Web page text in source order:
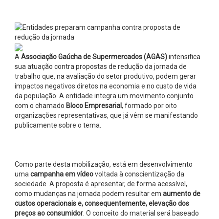
A Associação Gaúcha de Supermercados (AGAS)intensifica
sua atuação contra propostas de redução da jornada de
trabalho que, na avaliação do setor produtivo, podem gerar
impactos negativos diretos na economia e no custo de vida
da população. A entidade integra um movimento conjunto
com o chamado Bloco Empresarial, formado por oito
organizações representativas, que já vêm se manifestando
publicamente sobre o tema.
Como parte desta mobilização, está em desenvolvimento
uma campanha em vídeovoltada à conscientização da
sociedade. A proposta é apresentar, de forma acessível,
como mudanças na jornada podem resultar em aumento de
custos operacionais e, consequentemente, elevação dos
preços ao consumidor . O conceito do material será baseado